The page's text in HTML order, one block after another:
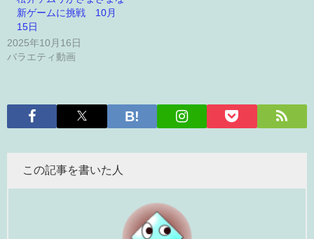
新ゲームに挑戦 10月
15日
2025年10月16日
バラエティ動画
この記事を書いた人